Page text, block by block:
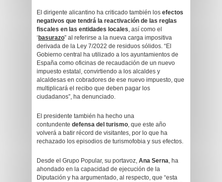
El dirigente alicantino ha criticado también los efectos
negativos que tendrá la reactivación de las reglas
fiscales en las entidades locales, así como el
‘ basurazo” al referirse a la nueva carga impositiva
derivada de la Ley 7/2022 de residuos sólidos. “El
Gobierno central ha utilizado a los ayuntamientos de
España como oficinas de recaudación de un nuevo
impuesto estatal, convirtiendo a los alcaldes y
alcaldesas en cobradores de ese nuevo impuesto, que
multiplicará el recibo que deben pagar los
ciudadanos”, ha denunciado.
El presidente también ha hecho una
contundente defensa del turismo, que este año
volverá a batir récord de visitantes, por lo que ha
rechazado los episodios de turismofobia y sus efectos.
Desde el Grupo Popular, su portavoz, Ana Serna, ha
ahondado en la capacidad de ejecución de la
Diputación y ha argumentado, al respecto, que “esta